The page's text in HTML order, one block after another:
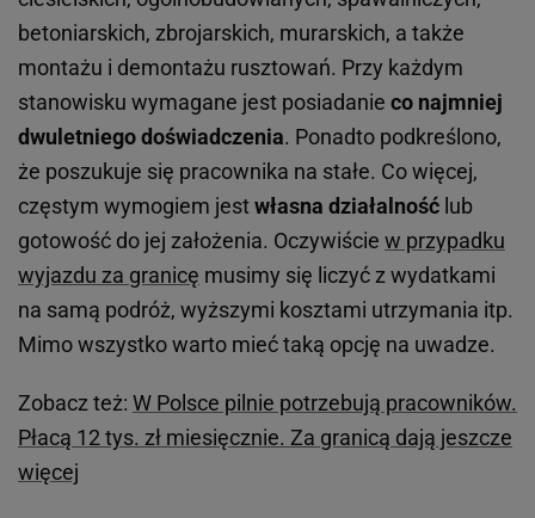
betoniarskich, zbrojarskich, murarskich, a także
montażu i demontażu rusztowań. Przy każdym
stanowisku wymagane jest posiadanie co najmniej
dwuletniego doświadczenia. Ponadto podkreślono,
że poszukuje się pracownika na stałe. Co więcej,
częstym wymogiem jestwłasna działalność lub
gotowość do jej założenia. Oczywiście w przypadku
wyjazdu za granicę musimy się liczyć z wydatkami
na samą podróż, wyższymi kosztami utrzymania itp.
Mimo wszystko warto mieć taką opcję na uwadze.
Zobacz też: W Polsce pilnie potrzebują pracowników.
Płacą 12 tys. zł miesięcznie. Za granicą dają jeszcze
więcej